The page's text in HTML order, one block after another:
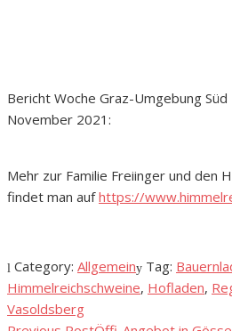
Bericht Woche Graz-Umgebung
November 2021:
Mehr zur Familie Freiinger und den
findet man aufhttps://
Category: Allgemein Tag:
Himmelreichschweine, Hofladen,
Vasoldsberg